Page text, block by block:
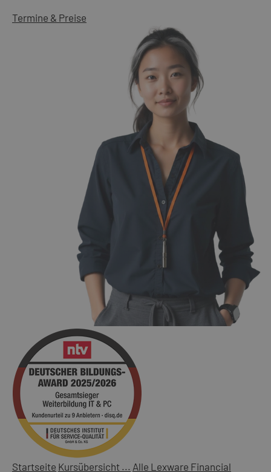
Termine & Preise
Startseite Kursübersicht ... Alle Lexware Financial